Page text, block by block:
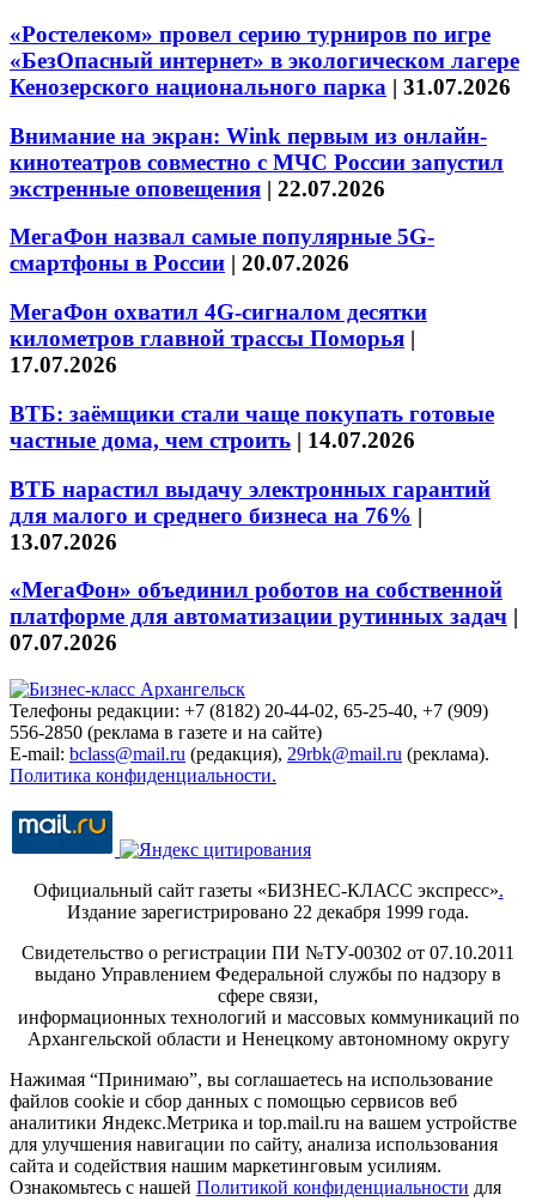
«Ростелеком» провел серию турниров по игре
«БезОпасный интернет» в экологическом лагере
Кенозерского национального парка | 31.07.2026
Внимание на экран: Wink первым из онлайн-
кинотеатров совместно с МЧС России запустил
экстренные оповещения | 22.07.2026
МегаФон назвал самые популярные 5G-
смартфоны в России | 20.07.2026
МегаФон охватил 4G-сигналом десятки
километров главной трассы Поморья |
17.07.2026
ВТБ: заёмщики стали чаще покупать готовые
частные дома, чем строить | 14.07.2026
ВТБ нарастил выдачу электронных гарантий
для малого и среднего бизнеса на 76% |
13.07.2026
«МегаФон» объединил роботов на собственной
платформе для автоматизации рутинных задач |
07.07.2026
Телефоны редакции: +7 (8182) 20-44-02, 65-25-40, +7 (909)
556-2850 (реклама в газете и на сайте)
E-mail: bclass@mail.ru (редакция), 29rbk@mail.ru (реклама).
Политика конфиденциальности.
Официальный сайт газеты «БИЗНЕС-КЛАСС экспресс».
Издание зарегистрировано 22 декабря 1999 года.
Свидетельство о регистрации ПИ №ТУ-00302 от 07.10.2011
выдано Управлением Федеральной службы по надзору в
сфере связи,
информационных технологий и массовых коммуникаций по
Архангельской области и Ненецкому автономному округу
Нажимая “Принимаю”, вы соглашаетесь на использование
файлов cookie и сбор данных с помощью сервисов веб
аналитики Яндекс.Метрика и top.mail.ru на вашем устройстве
для улучшения навигации по сайту, анализа использования
сайта и содействия нашим маркетинговым усилиям.
Ознакомьтесь с нашей Политикой конфиденциальности для